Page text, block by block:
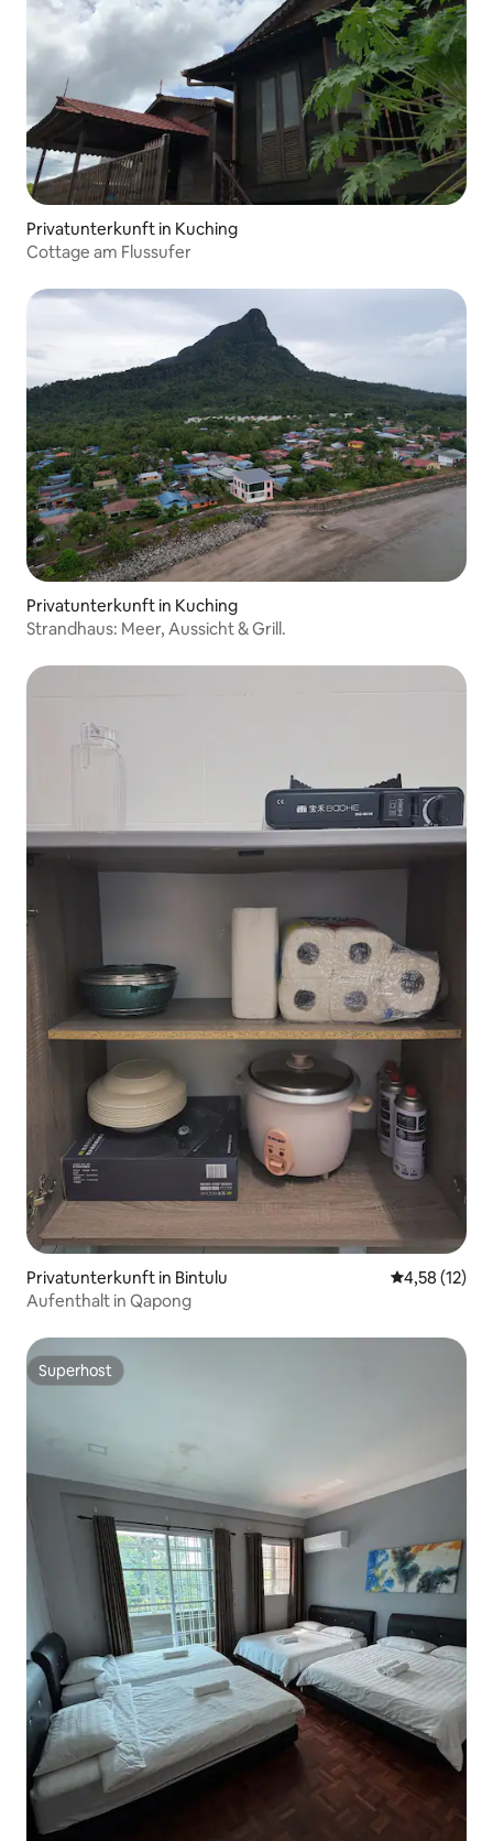
Privatunterkunft in Kuching
Cottage am Flussufer
Privatunterkunft in Kuching
Strandhaus: Meer, Aussicht & Grill.
Privatunterkunft in Bintulu
4,58 (12)
Aufenthalt in Qapong
Superhost
Superhost